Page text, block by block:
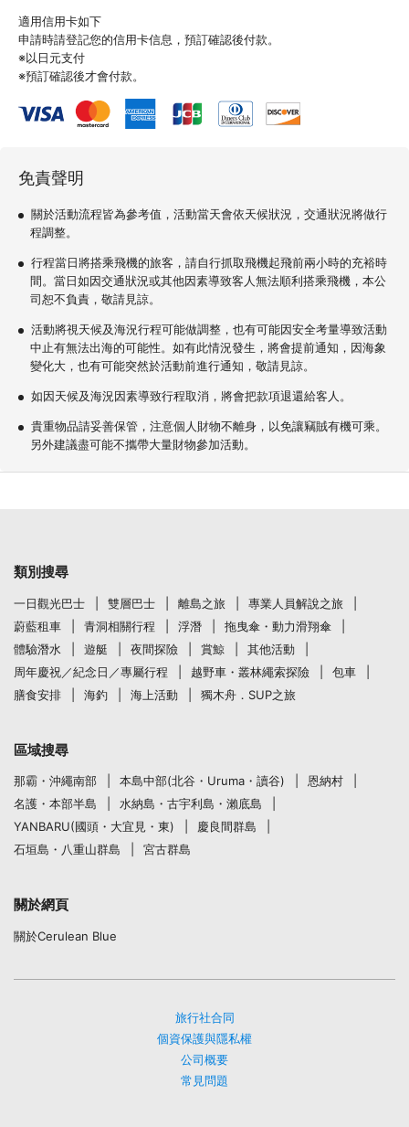
適用信用卡如下
申請時請登記您的信用卡信息，預訂確認後付款。
※以日元支付
※預訂確認後才會付款。
免責聲明
關於活動流程皆為參考值，活動當天會依天候狀況，交通狀況將做行
程調整。
行程當日將搭乘飛機的旅客，請自行抓取飛機起飛前兩小時的充裕時
間。當日如因交通狀況或其他因素導致客人無法順利搭乘飛機，本公
司恕不負責，敬請見諒。
活動將視天候及海況行程可能做調整，也有可能因安全考量導致活動
中止有無法出海的可能性。如有此情況發生，將會提前通知，因海象
變化大，也有可能突然於活動前進行通知，敬請見諒。
如因天候及海況因素導致行程取消，將會把款項退還給客人。
貴重物品請妥善保管，注意個人財物不離身，以免讓竊賊有機可乘。
另外建議盡可能不攜帶大量財物參加活動。
類別搜尋
一日觀光巴士 雙層巴士 離島之旅
專業人員解說之旅
蔚藍租車
青洞相關行程 浮潛
拖曳傘・動力滑翔傘
體驗潛水
遊艇 夜間探險 賞鯨
其他活動
周年慶祝／紀念日／專屬行程
越野車・叢林繩索探險
包車
膳食安排
海釣 海上活動 獨木舟．SUP之旅
區域搜尋
那霸・沖繩南部 本島中部(北谷・Uruma・讀谷)
恩納村
名護・本部半島
水納島・古宇利島・瀨底島
YANBARU(國頭・大宜見・東)
慶良間群島
石垣島・八重山群島
宮古群島
關於網頁
關於Cerulean Blue
旅行社合同
個資保護與隱私權
公司概要
常見問題